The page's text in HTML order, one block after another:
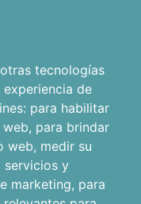
tecnologías
de
para habilitar
, para brindar
web, medir su
servicios y
marketing, para